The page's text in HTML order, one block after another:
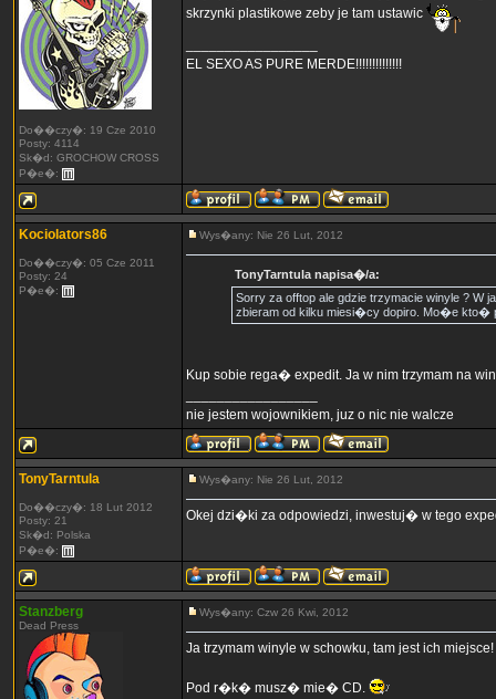
Do��czy�: 19 Cze 2010
Posty: 4114
Sk�d: GROCHOW CROSS
P�e�:
skrzynki plastikowe zeby je tam ustawic
EL SEXO AS PURE MERDE!!!!!!!!!!!!!!
Kociolators86
Do��czy�: 05 Cze 2011
Posty: 24
P�e�:
Wys�any: Nie 26 Lut, 2012
TonyTarntula napisa�/a:
Sorry za offtop ale gdzie trzymacie winyle ?
zbieram od kilku miesi�cy dopiro. Mo�e
Kup sobie rega� expedit. Ja w nim trzymam na
nie jestem wojownikiem, juz o nic nie walcze
TonyTarntula
Do��czy�: 18 Lut 2012
Posty: 21
Sk�d: Polska
P�e�:
Wys�any: Nie 26 Lut, 2012
Okej dzi�ki za odpowiedzi, inwestuj� w tego
Stanzberg
Dead Press
Wys�any: Czw 26 Kwi, 2012
Ja trzymam winyle w schowku, tam jest ich miejsce!
Pod r�k� musz� mie� CD.